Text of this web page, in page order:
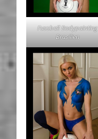
Fussball Bodypainting
Brasilien